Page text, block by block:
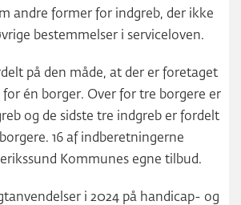
andre former for indgreb, der ikke
bestemmelser i serviceloven.
på den måde, at der er foretaget
én borger. Over for tre borgere er
og de sidste tre indgreb er fordelt
16 af indberetningerne
Kommunes egne tilbud.
i 2024 på handicap- og